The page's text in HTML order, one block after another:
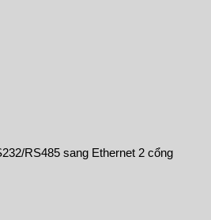
RS485 sang Ethernet 2 cổng